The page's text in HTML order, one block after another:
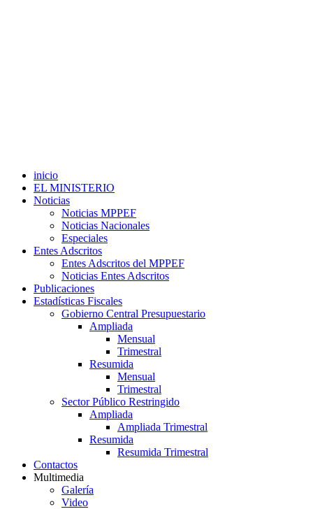
inicio
EL MINISTERIO
Noticias
Noticias MPPEF
Noticias Nacionales
Especiales
Entes Adscritos
Entes Adscritos del MPPEF
Noticias Entes Adscritos
Publicaciones
Estadísticas Fiscales
Gobierno Central Presupuestario
Ampliada
Mensual
Trimestral
Resumida
Mensual
Trimestral
Sector Público Restringido
Ampliada
Ampliada Trimestral
Resumida
Resumida Trimestral
Contactos
Multimedia
Galería
Video